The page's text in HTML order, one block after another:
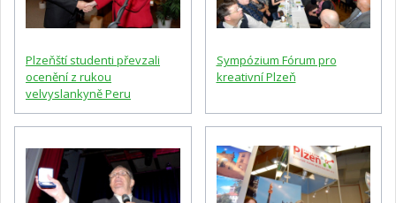
Plzeňští studenti převzali
ocenění z rukou
velvyslankyně Peru
Sympózium Fórum pro
kreativní Plzeň